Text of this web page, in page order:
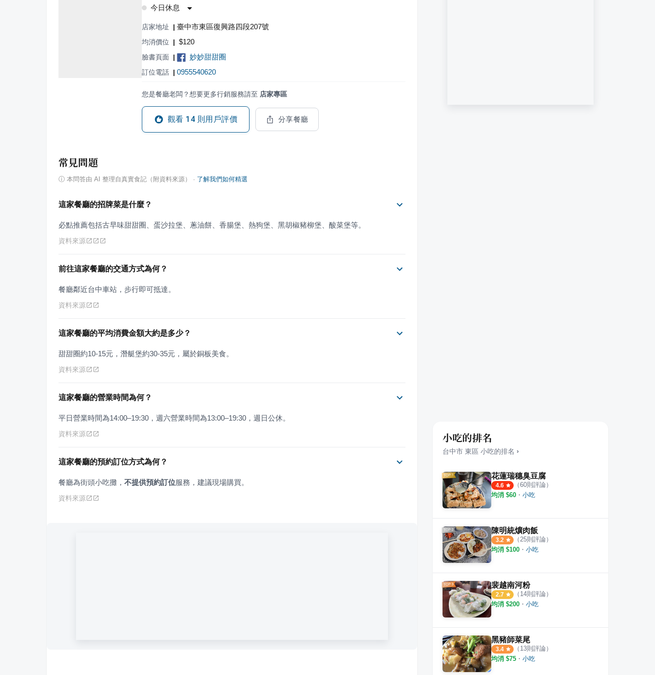
今日休息
店家地址 | 臺中市東區復興路四段207號
均消價位 | $120
臉書頁面 | 妙妙甜甜圈
訂位電話 | 0955540620
您是餐廳老闆？想要更多行銷服務請至 店家專區
觀看 14 則用戶評價 分享餐廳
常見問題
ⓘ 本問答由 AI 整理自真實食記（附資料來源） · 了解我們如何精選
這家餐廳的招牌菜是什麼？
必點推薦包括古早味甜甜圈、蛋沙拉堡、蔥油餅、香腸堡、熱狗堡、黑胡椒豬柳堡、酸菜堡等。
資料來源
前往這家餐廳的交通方式為何？
餐廳鄰近台中車站，步行即可抵達。
資料來源
這家餐廳的平均消費金額大約是多少？
甜甜圈約10-15元，潛艇堡約30-35元，屬於銅板美食。
資料來源
這家餐廳的營業時間為何？
平日營業時間為14:00–19:30，週六營業時間為13:00–19:30，週日公休。
資料來源
這家餐廳的預約訂位方式為何？
餐廳為街頭小吃攤， 不提供預約訂位服務，建議現場購買。
資料來源
小吃的排名
台中市 東區 小吃的排名 ›
花蓮瑞穗臭豆腐
4.6 （60則評論）
均消 $60 ・ 小吃
陳明統爌肉飯
3.2 （25則評論）
均消 $100 ・ 小吃
裴越南河粉
2.7 （ 14則評論）
均消 $200 ・ 小吃
黑豬師菜尾
3.4 （ 13則評論）
均消 $75 ・ 小吃